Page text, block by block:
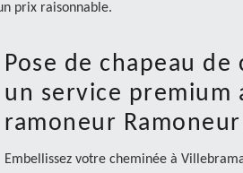
prix raisonnable.
Pose de chapeau
un service premium
ramoneur Ramoneur
Embellissez votre cheminée à